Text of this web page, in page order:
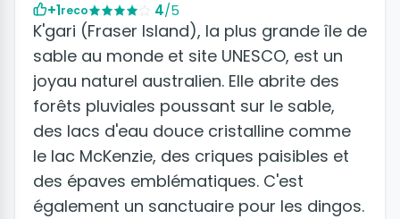
+1reco 4/5
K'gari (Fraser Island), la plus grande île de
sable au monde et site UNESCO, est un
joyau naturel australien. Elle abrite des
forêts pluviales poussant sur le sable,
des lacs d'eau douce cristalline comme
le lac McKenzie, des criques paisibles et
des épaves emblématiques. C'est
également un sanctuaire pour les dingos.